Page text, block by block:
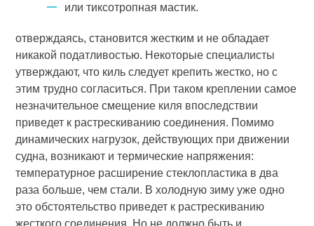
или тиксотропная мастик.
отверждаясь, становится жестким и не обладает
никакой податливостью. Некоторые специалисты
утверждают, что киль следует крепить жестко, но с
этим трудно согласиться. При таком креплении самое
незначительное смещение киля впоследствии
приведет к растрескиванию соединения. Помимо
динамических нагрузок, действующих при движении
судна, возникают и термические напряжения:
температурное расширение стеклопластика в два
раза больше, чем стали. В холодную зиму уже одно
это обстоятельство приведет к растрескиванию
жесткого соединения. Но не должно быть и